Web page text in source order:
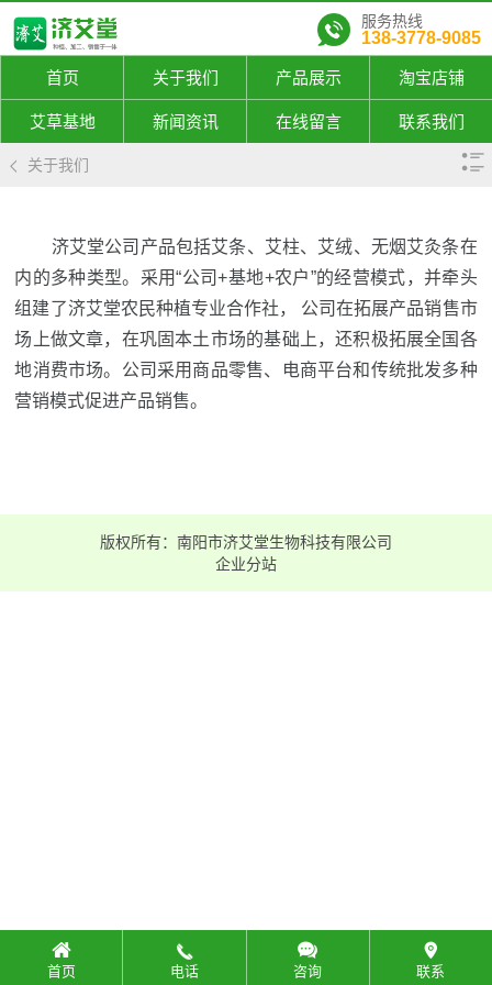
服务热线
138-3778-9085
首页 关于我们 产品展示 淘宝店铺
艾草基地 新闻资讯 在线留言 联系我们
关于我们
济艾堂公司产品包括艾条、艾柱、艾绒、无烟艾灸条在
内的多种类型。采用“公司+基地+农户”的经营模式，并牵头
组建了济艾堂农民种植专业合作社， 公司在拓展产品销售市
场上做文章，在巩固本土市场的基础上，还积极拓展全国各
地消费市场。公司采用商品零售、电商平台和传统批发多种
营销模式促进产品销售。
版权所有：南阳市济艾堂生物科技有限公司
企业分站
首页 电话 咨询 联系